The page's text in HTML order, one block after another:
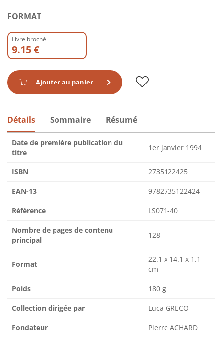
FORMAT
Livre broché
9.15 €
Ajouter au panier
Détails Sommaire Résumé
Date de première publication du
titre
1er janvier 1994
ISBN 2735122425
EAN-13 9782735122424
Référence LS071-40
Nombre de pages de contenu
principal
128
Format
22.1 x 14.1 x 1.1
cm
Poids 180 g
Collection dirigée par Luca GRECO
Fondateur Pierre ACHARD